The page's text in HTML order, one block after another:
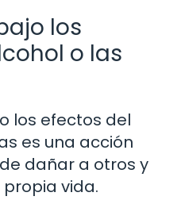
los
o las
los efectos del
es una acción
dañar a otros y
vida.